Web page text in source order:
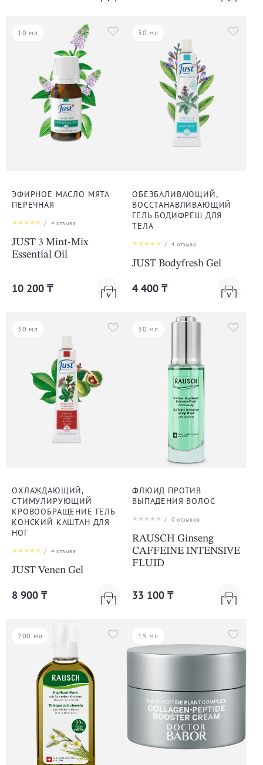
10 мл
ЭФИРНОЕ МАСЛО МЯТА
ПЕРЕЧНАЯ
/ 4отзыва
JUST 3 Mint-Mix
Essential Oil
10 200 ₸
30 мл
ОБЕЗБАЛИВАЮЩИЙ,
ВОССТАНАВЛИВАЮЩИЙ
ГЕЛЬ БОДИФРЕШ ДЛЯ
ТЕЛА
/ 4отзыва
JUST Bodyfresh Gel
4 400 ₸
30 мл
ОХЛАЖДАЮЩИЙ,
СТИМУЛИРУЮЩИЙ
КРОВООБРАЩЕНИЕ ГЕЛЬ
КОНСКИЙ КАШТАН ДЛЯ
НОГ
/ 4отзыва
JUST Venen Gel
8 900 ₸
30 мл
ФЛЮИД ПРОТИВ
ВЫПАДЕНИЯ ВОЛОС
/ 0 отзывов
RAUSCH Ginseng
CAFFEINE INTENSIVE
FLUID
33 100 ₸
200 мл 15 мл